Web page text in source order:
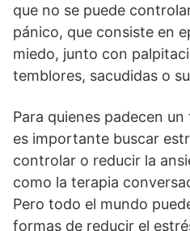
que no se puede
pánico, que consiste en
miedo, junto con
temblores, sacudidas o
Para quienes padecen
es importante buscar
controlar o reducir la
como la terapia
Pero todo el mundo
formas de reducir el